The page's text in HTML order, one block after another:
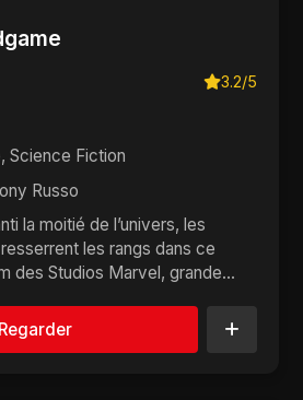
3.2/5
Science Fiction
Russo
la moitié de l’univers, les
les rangs dans ce
des Studios Marvel, grande